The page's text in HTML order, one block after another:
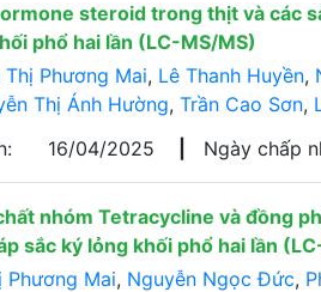
steroid trong thịt và các
phổ hai lần (LC-MS/MS)
Thị Phương Mai, Lê Thanh Huyền,
Thị Ánh Hường, Trần Cao Sơn,
16/04/2025 Ngày chấp
nhóm Tetracycline và đồng
sắc ký lỏng khối phổ hai lần
Phương Mai, Nguyễn Ngọc Đức,